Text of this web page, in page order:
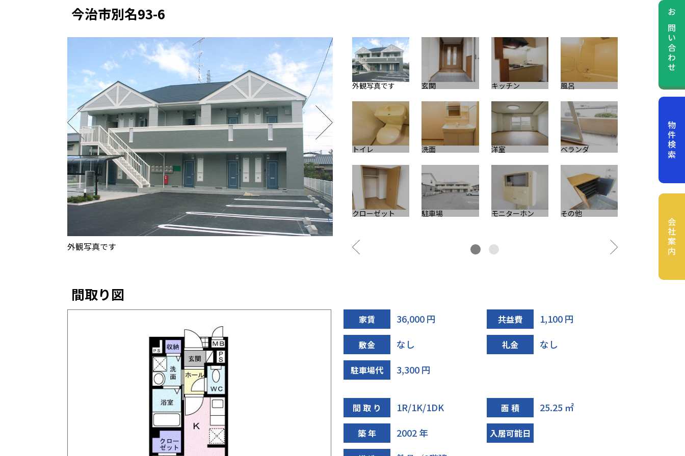
今治市別名93-6
外観写真です キッチン
外観写真です 玄関 キッチン 風呂
トイレ 洗面 洋室 ベランダ
クローゼット 駐車場 モニターホン その他
間取り図
家賃 36,000 円 共益費 1,100 円
敷金 なし 礼金 なし
駐車場代 3,300 円
間 取 り 1R/1K/1DK 面 積 25.25 ㎡
築 年 2002 年 入居可能日
お問い合わせ
物件検索
会社案内